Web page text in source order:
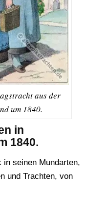
aus der
um 1840.
in
1840.
in seinen Mundarten,
und Trachten, von